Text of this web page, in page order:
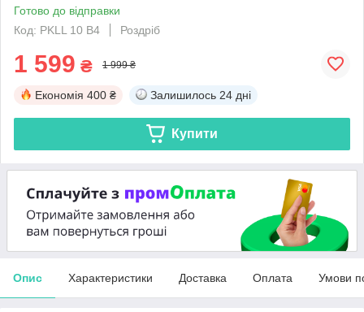
Готово до відправки
Код: PKLL 10 B4
Роздріб
1 599 ₴ 1 999 ₴
Економія 400 ₴ Залишилось 24 дні
Купити
Опис Характеристики Доставка Оплата Умови